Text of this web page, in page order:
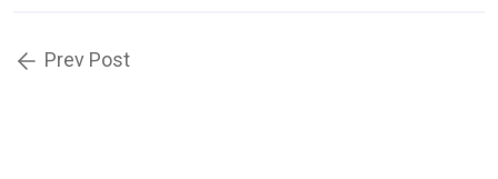
Prev Post